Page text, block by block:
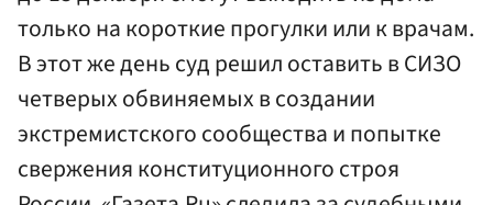
только на короткие прогулки или к врачам.
В этот же день суд решил оставить в СИЗО
четверых обвиняемых в создании
экстремистского сообщества и попытке
свержения конституционного строя